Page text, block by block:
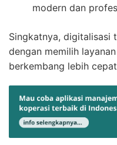
modern dan
Singkatnya, digitalisasi
dengan memilih
berkembang lebih